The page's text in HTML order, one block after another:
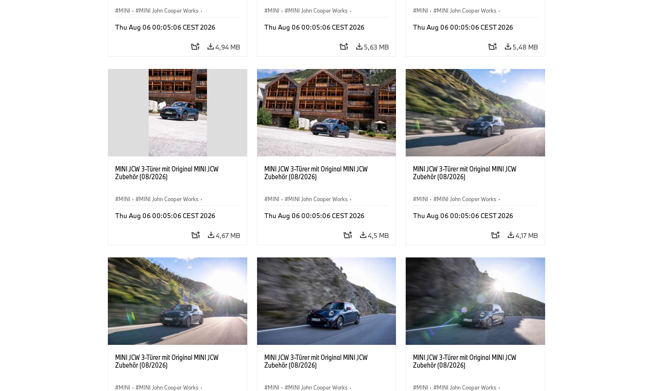
MINI · MINI John Cooper Works ·
Sonderausstattungen, Zubehör
Thu Aug 06 00:05:06 CEST 2026
4,94 MB
MINI · MINI John Cooper Works ·
Sonderausstattungen, Zubehör
Thu Aug 06 00:05:06 CEST 2026
5,63 MB
MINI · MINI John Cooper Works ·
Sonderausstattungen, Zubehör
Thu Aug 06 00:05:06 CEST 2026
5,48 MB
MINI JCW 3-Türer mit Original MINI JCW
Zubehör (08/2026)
MINI · MINI John Cooper Works ·
Sonderausstattungen, Zubehör
Thu Aug 06 00:05:06 CEST 2026
4,67 MB
MINI JCW 3-Türer mit Original MINI JCW
Zubehör (08/2026)
MINI · MINI John Cooper Works ·
Sonderausstattungen, Zubehör
Thu Aug 06 00:05:06 CEST 2026
4,5 MB
MINI JCW 3-Türer mit Original MINI JCW
Zubehör (08/2026)
MINI · MINI John Cooper Works ·
Sonderausstattungen, Zubehör
Thu Aug 06 00:05:06 CEST 2026
4,17 MB
MINI JCW 3-Türer mit Original MINI JCW
Zubehör (08/2026)
MINI · MINI John Cooper Works ·
MINI JCW 3-Türer mit Original MINI JCW
Zubehör (08/2026)
MINI · MINI John Cooper Works ·
MINI JCW 3-Türer mit Original MINI JCW
Zubehör (08/2026)
MINI · MINI John Cooper Works ·